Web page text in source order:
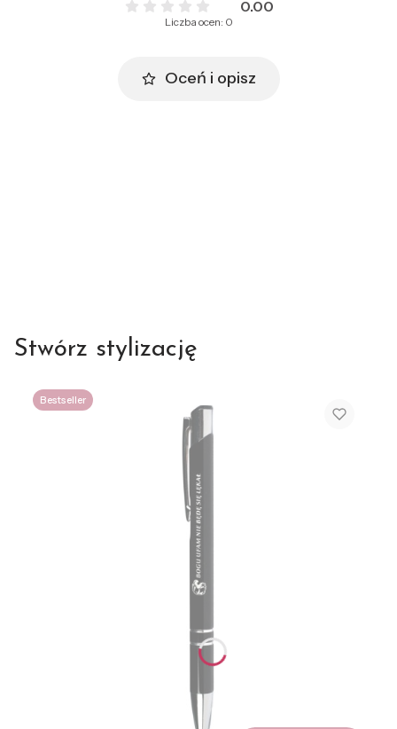
0.00
Liczba ocen: 0
Oceń i opisz
Stwórz stylizację
Bestseller